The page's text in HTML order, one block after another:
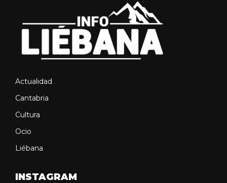
Actualidad
Cantabria
Cultura
Ocio
Liébana
INSTAGRAM